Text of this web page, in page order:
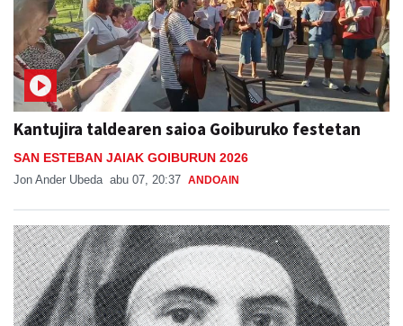
Kantujira taldearen saioa Goiburuko festetan
SAN ESTEBAN JAIAK GOIBURUN 2026
Jon Ander Ubeda abu 07, 20:37 ANDOAIN